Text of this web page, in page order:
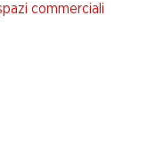
commerciali